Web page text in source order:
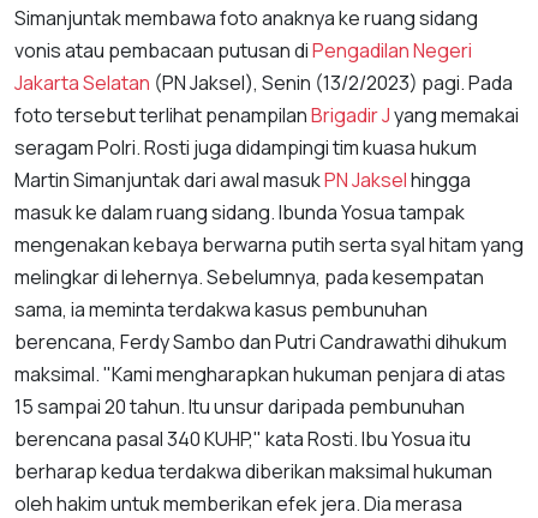
Simanjuntak membawa foto anaknya ke ruang sidang
vonis atau pembacaan putusan diPengadilan Negeri
Jakarta Selatan (PN Jaksel), Senin (13/2/2023) pagi. Pada
foto tersebut terlihat penampilanBrigadir Jyang memakai
seragam Polri. Rosti juga didampingi tim kuasa hukum
Martin Simanjuntak dari awal masukPN Jakselhingga
masuk ke dalam ruang sidang. Ibunda Yosua tampak
mengenakan kebaya berwarna putih serta syal hitam yang
melingkar di lehernya. Sebelumnya, pada kesempatan
sama, ia meminta terdakwa kasus pembunuhan
berencana, Ferdy Sambo dan Putri Candrawathi dihukum
maksimal. "Kami mengharapkan hukuman penjara di atas
15 sampai 20 tahun. Itu unsur daripada pembunuhan
berencana pasal 340 KUHP," kata Rosti. Ibu Yosua itu
berharap kedua terdakwa diberikan maksimal hukuman
oleh hakim untuk memberikan efek jera. Dia merasa